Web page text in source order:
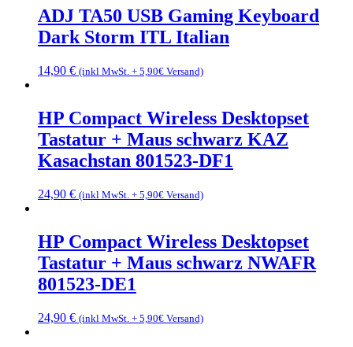
ADJ TA50 USB Gaming Keyboard
Dark Storm ITL Italian
14,90 € (inkl MwSt. + 5,90€ Versand)
HP Compact Wireless Desktopset
Tastatur + Maus schwarz KAZ
Kasachstan 801523-DF1
24,90 € (inkl MwSt. + 5,90€ Versand)
HP Compact Wireless Desktopset
Tastatur + Maus schwarz NWAFR
801523-DE1
24,90 € (inkl MwSt. + 5,90€ Versand)